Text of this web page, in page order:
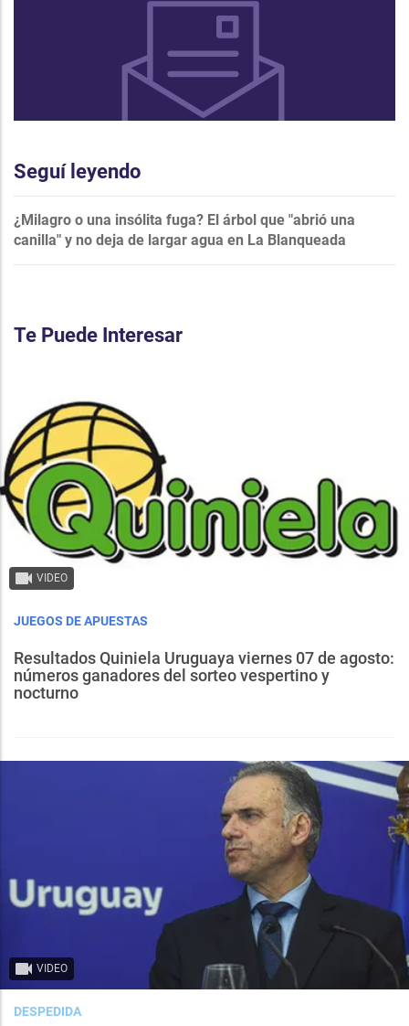
Seguí leyendo
¿Milagro o una insólita fuga? El árbol que "abrió una
canilla" y no deja de largar agua en La Blanqueada
Te Puede Interesar
VIDEO
JUEGOS DE APUESTAS
Resultados Quiniela Uruguaya viernes 07 de agosto:
números ganadores del sorteo vespertino y
nocturno
VIDEO
DESPEDIDA